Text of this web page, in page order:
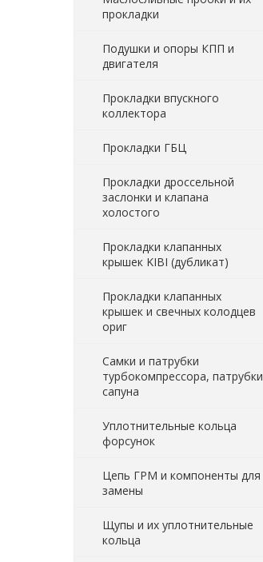
прокладки
Подушки и опоры КПП и
двигателя
Прокладки впускного
коллектора
Прокладки ГБЦ
Прокладки дроссельной
заслонки и клапана
холостого
Прокладки клапанных
крышек KIBI (дубликат)
Прокладки клапанных
крышек и свечных колодцев
ориг
Самки и патрубки
турбокомпрессора, патрубки
сапуна
Уплотнительные кольца
форсунок
Цепь ГРМ и компоненты для
замены
Щупы и их уплотнительные
кольца